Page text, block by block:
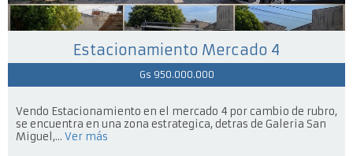
Estacionamiento Mercado 4
Gs 950.000.000
Vendo Estacionamiento en el mercado 4 por cambio de rubro,
se encuentra en una zona estrategica, detras de Galeria San
Miguel,... Ver más